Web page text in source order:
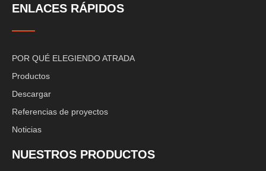
ENLACES RÁPIDOS
POR QUÉ ELEGIENDO ATRADA
Productos
Descargar
Referencias de proyectos
Noticias
NUESTROS PRODUCTOS